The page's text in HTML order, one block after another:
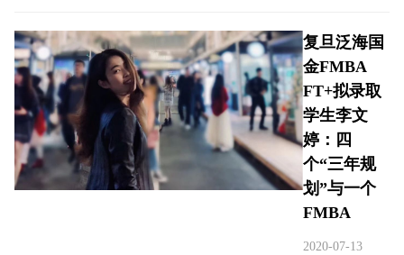
复旦泛海国
金FMBA
FT+拟录取
学生李文
婷：四
个“三年规
划”与一个
FMBA
2020-07-13